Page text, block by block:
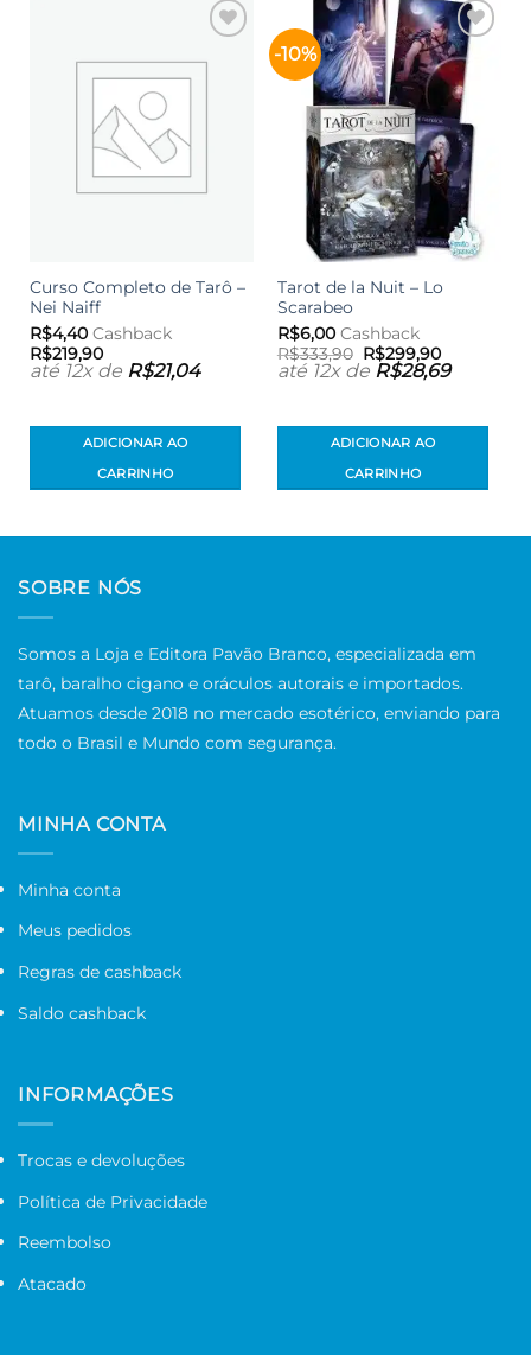
Curso Completo de Tarô –
Nei Naiff
R$4,40Cashback
R$219,90
até 12x de R$21,04
ADICIONAR AO
CARRINHO
-10%
Adicionar
aos meus
desejos
Tarot de la Nuit – Lo
Scarabeo
R$6,00Cashback
R$333,90 O
preço
original
R$299,90O
preço
atual
até 12x de R$28,69
ADICIONAR AO
CARRINHO
SOBRE NÓS
Somos a Loja e Editora Pavão Branco, especializada em
tarô, baralho cigano e oráculos autorais e importados.
Atuamos desde 2018 no mercado esotérico, enviando para
todo o Brasil e Mundo com segurança.
MINHA CONTA
Minha conta
Meus pedidos
Regras de cashback
Saldo cashback
INFORMAÇÕES
Trocas e devoluções
Política de Privacidade
Reembolso
Atacado